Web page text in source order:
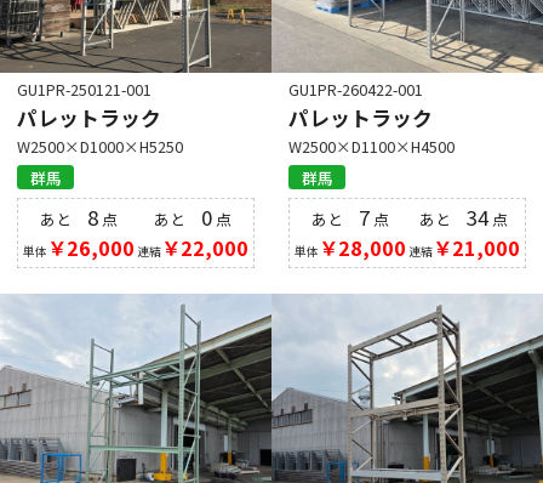
GU1PR-250121-001
パレットラック
W2500×D1000×H5250
群馬
あと 8 点
単体 ￥26,000
あと 0点
連結￥22,000
GU1PR-260422-001
パレットラック
W2500×D1100×H4500
群馬
あと 7 点
単体 ￥28,000
あと34点
連結￥21,000